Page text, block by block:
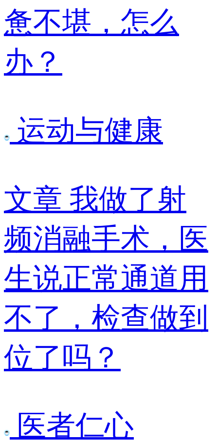
惫不堪，怎么
办？
运动与健康
文章 我做了射
频消融手术，医
生说正常通道用
不了，检查做到
位了吗？
医者仁心